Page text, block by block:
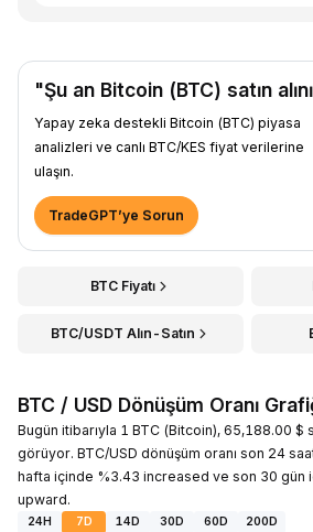
"Şu an Bitcoin (BTC) satın
Yapay zeka destekli Bitcoin (BTC) piyasa
analizleri ve canlı BTC/KES fiyat verilerine
ulaşın.
TradeGPT’ye Sorun
BTC Fiyatı
BTC/USDT Alın-Satın
BTC / USD Dönüşüm Oranı
Bugün itibarıyla 1 BTC (Bitcoin), 65,188.00 $
görüyor. BTC/USD dönüşüm oranı son 24
hafta içinde %3.43 increased ve son 30 gün
upward.
24H 7D 14D 30D 60D
200D